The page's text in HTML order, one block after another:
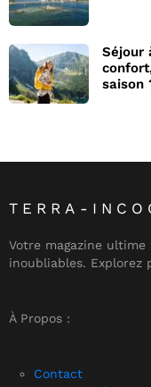
Séjour
saison
TERRA-
Votre magazine ultime
inoubliables. Explorez
À Propos :
Contact